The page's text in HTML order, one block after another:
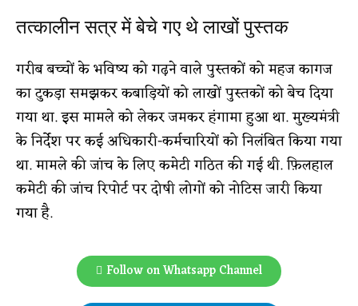
तत्कालीन सत्र में बेचे गए थे लाखों पुस्तक
गरीब बच्चों के भविष्य को गढ़ने वाले पुस्तकों को महज कागज
का टुकड़ा समझकर कबाड़ियों को लाखों पुस्तकों को बेच दिया
गया था. इस मामले को लेकर जमकर हंगामा हुआ था. मुख्यमंत्री
के निर्देश पर कई अधिकारी-कर्मचारियों को निलंबित किया गया
था. मामले की जांच के लिए कमेटी गठित की गई थी. फ़िलहाल
कमेटी की जांच रिपोर्ट पर दोषी लोगों को नोटिस जारी किया
गया है.
Follow on Whatsapp Channel